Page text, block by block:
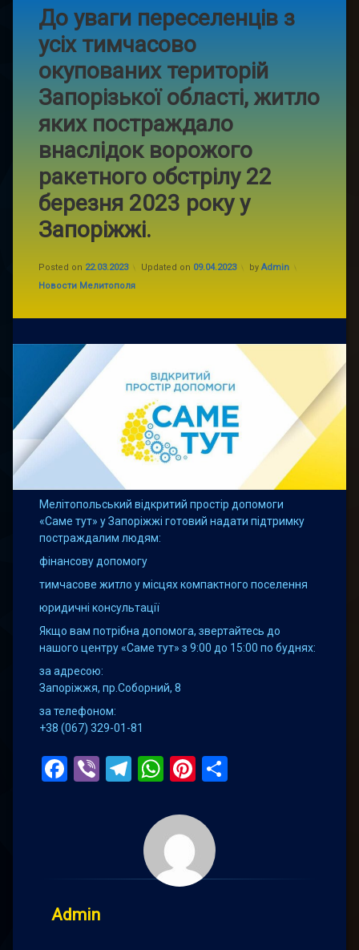
До уваги переселенців з
усіх тимчасово
окупованих територій
Запорізької області, житло
яких постраждало
внаслідок ворожого
ракетного обстрілу 22
березня 2023 року у
Запоріжжі.
Posted on 22.03.2023 Updated on 09.04.2023 by Admin
Categories:
Новости Мелитополя
Мелітопольський відкритий простір допомоги
«Саме тут» у Запоріжжі готовий надати підтримку
постраждалим людям:
фінансову допомогу
тимчасове житло у місцях компактного поселення
юридичні консультації
Якщо вам потрібна допомога, звертайтесь до
нашого центру «Саме тут» з 9:00 до 15:00 по буднях:
за адресою:
Запоріжжя, пр.Соборний, 8
за телефоном:
+38 (067) 329-01-81
Facebook
ViberTelegram
WhatsApp
Pinterest
Admin